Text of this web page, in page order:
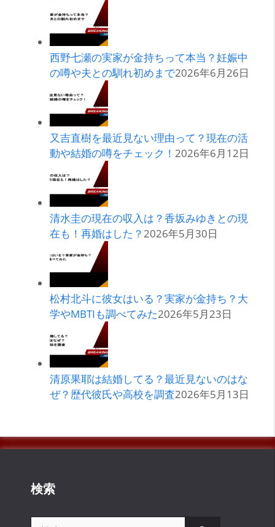
西野七瀬の実家が金持ちって本当？妊娠中
の噂や夫との馴れ初めまで2026年6月26日
又吉直樹を最近見ない理由って？現在の活
動や結婚の噂をチェック！ 2026年6月12日
清水圭の現在の収入は？香坂みゆきとの現
在も！再婚はした？ 2026年5月30日
松村北斗に彼女はいる？実家が金持ち？大
学やMBTIも調べてみた2026年5月23日
清原果耶は結婚してる？最近見ないのはな
ぜ？歴代彼氏や高校を調査2026年5月13日
検索